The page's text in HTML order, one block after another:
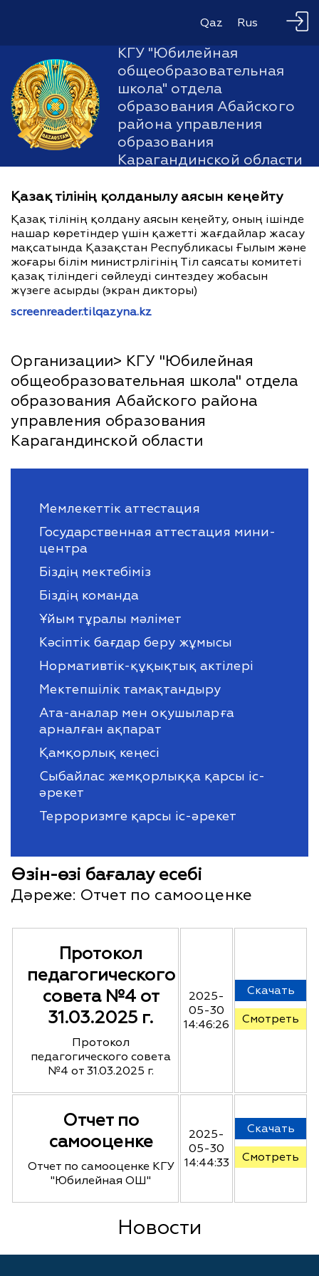
Qaz Rus
КГУ "Юбилейная
общеобразовательная
школа" отдела
образования Абайского
района управления
образования
Карагандинской области
Қазақ тілінің қолданылу аясын кеңейту
Қазақ тілінің қолдану аясын кеңейту, оның ішінде
нашар көретіндер үшін қажетті жағдайлар жасау
мақсатында Қазақстан Республикасы Ғылым және
жоғары білім министрлігінің Тіл саясаты комитеті
қазақ тіліндегі сөйлеуді синтездеу жобасын
жүзеге асырды (экран дикторы)
screenreader.tilqazyna.kz
Организации> КГУ "Юбилейная
общеобразовательная школа" отдела
образования Абайского района
управления образования
Карагандинской области
Мемлекеттік аттестация
Государственная аттестация мини-
центра
Біздің мектебіміз
Біздің команда
Ұйым тұралы мәлімет
Кәсіптік бағдар беру жұмысы
Нормативтік-құқықтық актілері
Мектепшілік тамақтандыру
Ата-аналар мен оқушыларға
арналған ақпарат
Қамқорлық кеңесі
Сыбайлас жемқорлыққа қарсы іс-
әрекет
Терроризмге қарсы іс-әрекет
Өзін-өзі бағалау есебі
Дәреже: Отчет по самооценке
Протокол
педагогического
совета №4 от
31.03.2025 г.
Протокол
педагогического совета
№4 от 31.03.2025 г.
2025-
05-30
14:46:26
Скачать
Смотреть
Отчет по
самооценке
Отчет по самооценке КГУ
"Юбилейная ОШ"
2025-
05-30
14:44:33
Скачать
Смотреть
Новости